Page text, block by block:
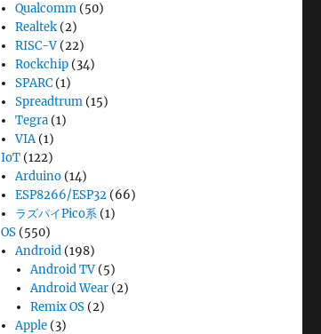
Qualcomm (50)
Realtek (2)
RISC-V (22)
Rockchip (34)
SPARC (1)
Spreadtrum (15)
Tegra (1)
VIA(1)
IoT (122)
Arduino (14)
ESP8266/ESP32 (66)
ラズパイPico系 (1)
OS (550)
Android (198)
Android TV(5)
Android Wear(2)
Remix OS(2)
Apple (3)